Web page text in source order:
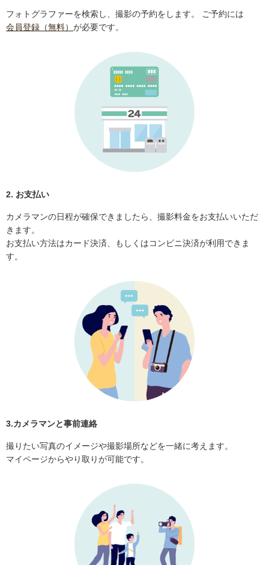
フォトグラファーを検索し、撮影の予約をします。 ご予約には
会員登録（無料） が必要です。
2. お支払い
カメラマンの日程が確保できましたら、撮影料金をお支払いいただ
きます。
お支払い方法はカード決済、もしくはコンビニ決済が利用できま
す。
3.カメラマンと事前連絡
撮りたい写真のイメージや撮影場所などを一緒に考えます。
マイページからやり取りが可能です。